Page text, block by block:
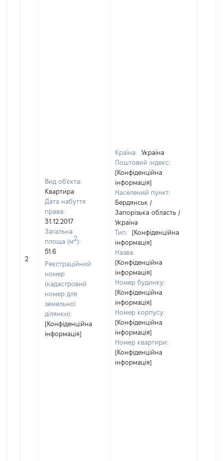
2
Вид об'єкта:
Квартира
Дата набуття
права:
31.12.2017
Загальна
площа (м2):
51.6
Реєстраційний
номер
(кадастровий
номер для
земельної
ділянки):
[Конфіденційна
інформація]
Країна:
Україна
Поштовий індекс:
[Конфіденційна
інформація]
Населений пункт:
Бердянськ /
Запорізька область /
Україна
Тип:
[Конфіденційна
інформація]
Назва:
[Конфіденційна
інформація]
Номер будинку:
[Конфіденційна
інформація]
Номер корпусу:
[Конфіденційна
інформація]
Номер квартири:
[Конфіденційна
інформація]